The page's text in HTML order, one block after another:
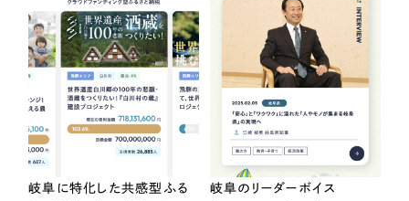
岐阜に特化した共感型ふる
岐阜のリーダーボイス